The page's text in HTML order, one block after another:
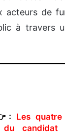
acteurs de
à travers
Les
du candidat